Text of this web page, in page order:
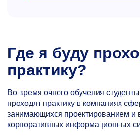
Где я буду
практику?
Во время очного обучения
проходят практику в компаниях
занимающихся проектированием и
корпоративных информационных